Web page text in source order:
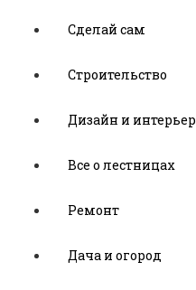
Сделай сам
Строительство
Дизайн и интерьер
Все о лестницах
Ремонт
Дача и огород